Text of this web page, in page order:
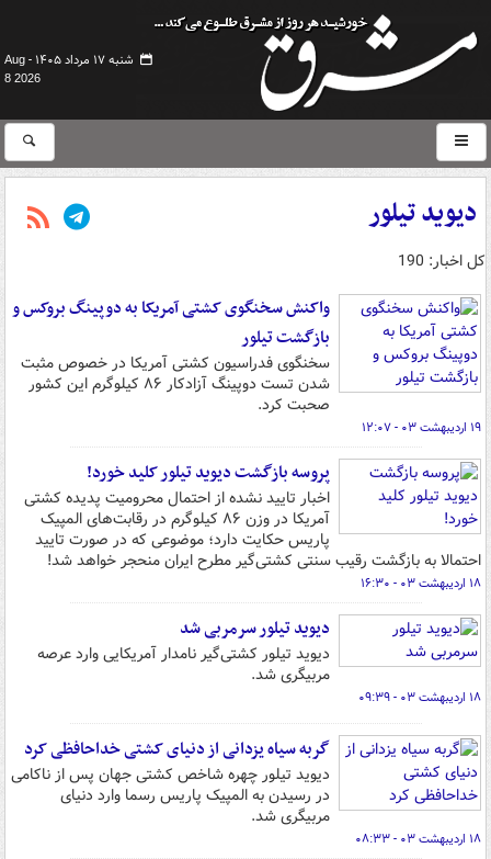
شنبه ۱۷ مرداد ۱۴۰۵ -
Aug
8 2026
دیوید تیلور
کل اخبار: 190
واکنش سخنگوی کشتی آمریکا به دوپینگ بروکس و
بازگشت تیلور
سخنگوی فدراسیون کشتی آمریکا در خصوص مثبت
شدن تست دوپینگ آزادکار ۸۶ کیلوگرم این کشور
صحبت کرد.
۱۹ اردیبهشت ۰۳ - ۱۲:۰۷
پروسه بازگشت دیوید تیلور کلید خورد!
اخبار تایید نشده از احتمال محرومیت پدیده کشتی
آمریکا در وزن ۸۶ کیلوگرم در رقابت‌های المپیک
پاریس حکایت دارد؛ موضوعی که در صورت تایید
احتمالا به بازگشت رقیب سنتی کشتی‌گیر مطرح ایران منحجر خواهد شد!
۱۸ اردیبهشت ۰۳ - ۱۶:۳۰
دیوید تیلور سرمربی شد
دیوید تیلور کشتی‌گیر نامدار آمریکایی وارد عرصه
مربیگری شد.
۱۸ اردیبهشت ۰۳ - ۰۹:۳۹
گربه سیاه یزدانی از دنیای کشتی خداحافظی کرد
دیوید تیلور چهره شاخص کشتی جهان پس از ناکامی
در رسیدن به المپیک پاریس رسما وارد دنیای
مربیگری شد.
۱۸ اردیبهشت ۰۳ - ۰۸:۳۳